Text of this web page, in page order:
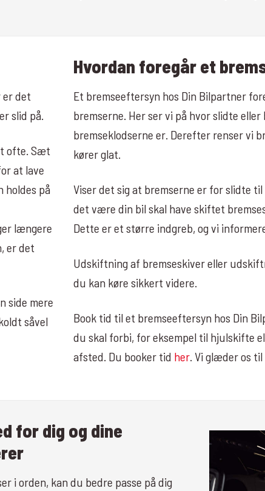
er det
slid på.
ofte. Sæt
at lave
holdes på
længere
er det
side mere
såvel
Hvordan foregår et
Et bremseeftersyn hos Din Bilpartner
bremserne. Her ser vi på hvor slidte
bremseklodserne er. Derefter renser vi
kører glat.
Viser det sig at bremserne er for slidte
det være din bil skal have skiftet
Dette er et større indgreb, og vi
Udskiftning af bremseskiver eller
du kan køre sikkert videre.
Book tid til et bremseeftersyn hos Din
du skal forbi, for eksempel til hjulskifte
afsted. Du booker tid her. Vi glæder os
for dig og dine
i orden, kan du bedre passe på dig